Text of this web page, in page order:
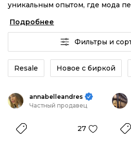
уникальным опытом, где мода
аутентификация каждого заказа
Женское от селлеров OSKELLY
по России. Ваш стиль не ждет,
изделия или CHRISTIAN DIOR
коллекций – заказывайте на
OSKELLY с целой экосистемой
Подробнее
Фильтры и
Resale Новое с биркой
annabelleandres
Частный продавец
27